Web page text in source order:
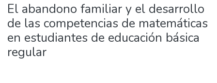
El abandono familiar y el desarrollo
de las competencias de matemáticas
en estudiantes de educación básica
regular